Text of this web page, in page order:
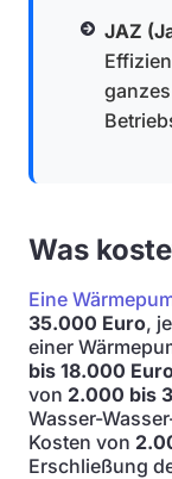
JAZ
Was
Eine
35.000 Euro,
einer
bis 18.000
von 2.000 bis
Wasser-
Kosten von
Erschließung